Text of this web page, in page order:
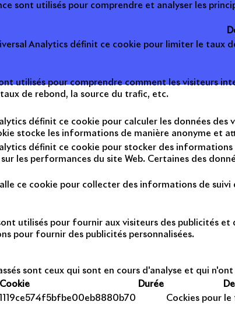
sont utilisés pour comprendre et analyser les
Analytics définit ce cookie pour limiter le taux
utilisés pour comprendre comment les visiteurs
de rebond, la source du trafic, etc.
définit ce cookie pour calculer les données
stocke les informations de manière anonyme et
définit ce cookie pour stocker des
les performances du site Web. Certaines des
ce cookie pour collecter des informations de
utilisés pour fournir aux visiteurs des publicités
pour fournir des publicités personnalisées.
sont ceux qui sont en cours d'analyse et qui
Cookie
Durée
Cockies pour